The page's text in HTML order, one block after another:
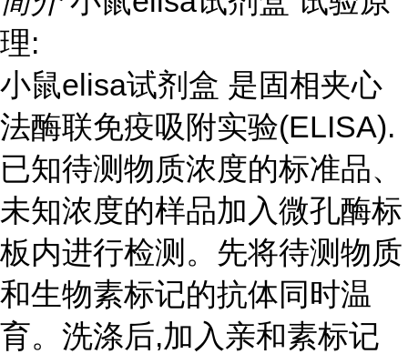
理:
小鼠elisa试剂盒 是固相夹心
法酶联免疫吸附实验(ELISA).
已知待测物质浓度的标准品、
未知浓度的样品加入微孔酶标
板内进行检测。先将待测物质
和生物素标记的抗体同时温
育。洗涤后,加入亲和素标记